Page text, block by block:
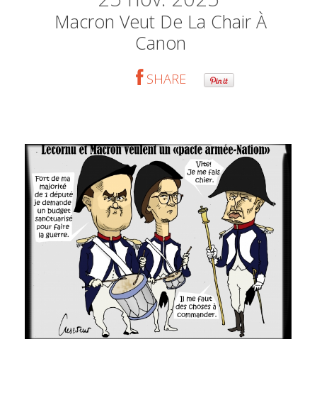
Macron Veut De La Chair À
Canon
SHARE